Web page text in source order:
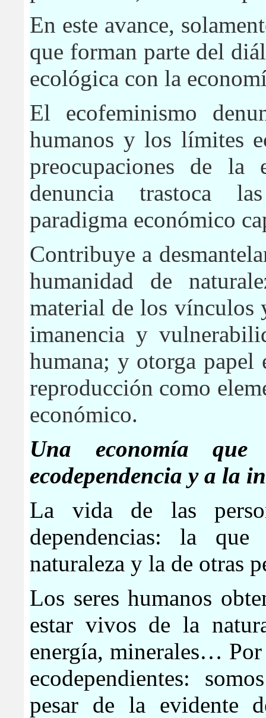
En este avance,
que forman parte del
ecológica con la
El ecofeminismo
humanos y los límites
preocupaciones de la
denuncia trastoca
paradigma económico
Contribuye a
humanidad de
material de los vínculos
imanencia y
humana; y otorga
reproducción como
económico.
Una economía
ecodependencia y a la
La vida de las
dependencias: la
naturaleza y la de otras
Los seres humanos
estar vivos de la
energía, minerales… Por
ecodependientes:
pesar de la evidente